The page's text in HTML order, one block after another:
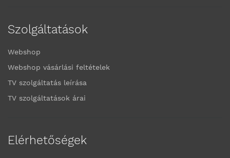
Szolgáltatások
Webshop
Webshop vásárlási feltételek
TV szolgáltatás leírása
TV szolgáltatások árai
Elérhetőségek